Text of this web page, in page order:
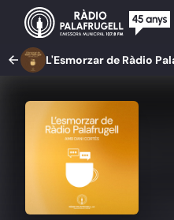
L'Esmorzar de Ràdio